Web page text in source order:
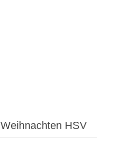
Weihnachten HSV